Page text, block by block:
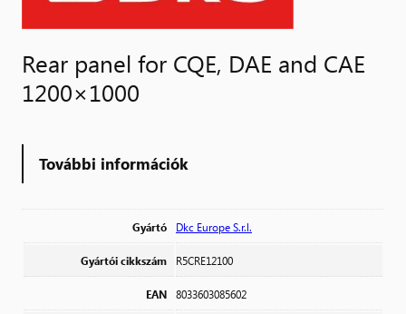
Rear panel for CQE, DAE and CAE
1200×1000
További információk
Gyártó Dkc Europe S.r.l.
Gyártói cikkszám R5CRE12100
EAN 8033603085602